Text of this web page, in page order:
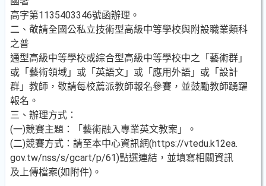
高字第1135403346號函辦理。
二、敬請全國公私立技術型高級中等學校與附設職業類科
之普
通型高級中等學校或綜合型高級中等學校中之「藝術群」
或「藝術領域」或「英語文」或「應用外語」或「設計
群」教師，敬請每校薦派教師報名參賽，並鼓勵教師踴躍
報名。
三、辦理方式：
(一)競賽主題：「藝術融入專業英文教案」。
(二)競賽方式：請至本中心資訊網(https://vtedu.k12ea.
gov.tw/nss/s/gcart/p/61)點選連結，並填寫相關資訊
及上傳檔案(如附件)。